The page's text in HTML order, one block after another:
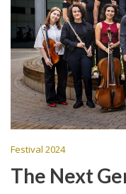
Festival 2024
The Next